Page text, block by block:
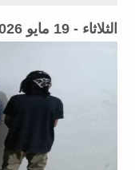
الثلاثاء - 19 مايو 2026 - الساعة 07:17 م